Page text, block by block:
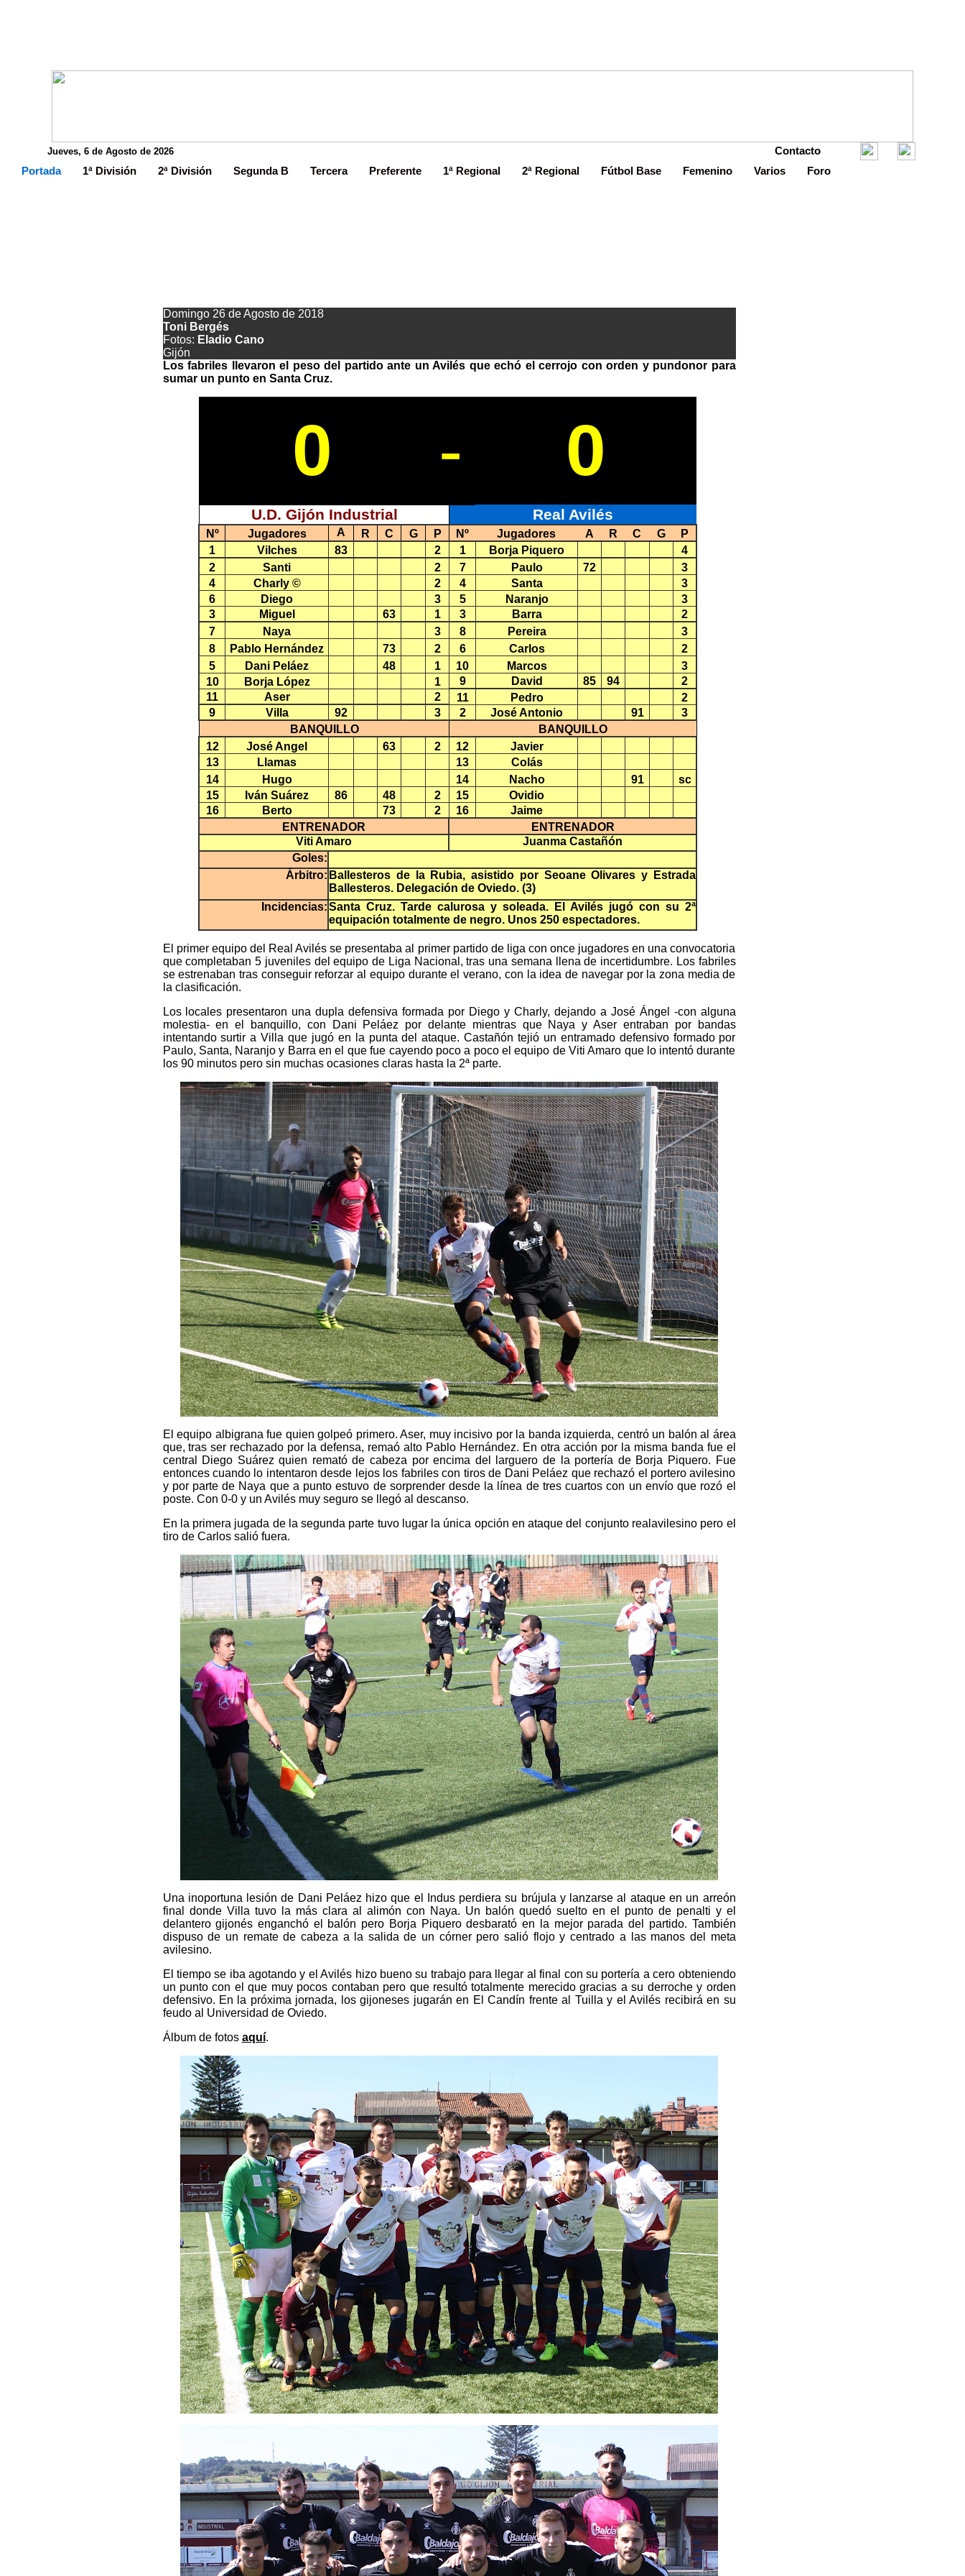
Jueves, 6 de Agosto de 2026 Contacto
Portada 1ª División 2ª División Segunda B Tercera Preferente 1ª Regional 2ª Regional Fútbol Base Femenino Varios Foro
Domingo 26 de Agosto de 2018
Toni Bergés
Fotos: Eladio Cano
Gijón
Los fabriles llevaron el peso del partido ante un Avilés que echó el cerrojo con orden y pundonor para
sumar un punto en Santa Cruz.
0 - 0
U.D. Gijón Industrial Real Avilés
Nº Jugadores A R C G P Nº Jugadores A R C G
P
1
Vilches 83 2 1 Borja Piquero
4
2
Santi 2 7 Paulo 72
3
4
Charly © 2 4 Santa
3
6
Diego 3 5 Naranjo
3
3
Miguel 63 1 3 Barra
2
7
Naya 3 8 Pereira
3
8
Pablo Hernández 73 2 6 Carlos
2
5
Dani Peláez 48 1 10 Marcos
3
10
Borja López 1 9 David 85 94
2
11
Aser 2 11 Pedro
2
9
Villa 92 3 2 José Antonio 91
3
BANQUILLO
BANQUILLO
12
José Angel 63 2 12
Javier
13
Llamas 13
Colás
14
Hugo 14 Nacho 91
sc
15
Iván Suárez 86 48 2 15
Ovidio
16
Berto 73 2 16
Jaime
ENTRENADOR
ENTRENADOR
Viti Amaro
Juanma Castañón
Goles:
Árbitro: Ballesteros de la Rubia, asistido por Seoane Olivares y Estrada
Ballesteros. Delegación de Oviedo. (3)
Incidencias:Santa Cruz. Tarde calurosa y soleada. El Avilés jugó con su 2ª
equipación totalmente de negro. Unos 250 espectadores.
El primer equipo del Real Avilés se presentaba al primer partido de liga con once jugadores en una convocatoria
que completaban 5 juveniles del equipo de Liga Nacional, tras una semana llena de incertidumbre. Los fabriles
se estrenaban tras conseguir reforzar al equipo durante el verano, con la idea de navegar por la zona media de
la clasificación.
Los locales presentaron una dupla defensiva formada por Diego y Charly, dejando a José Ángel -con alguna
molestia- en el banquillo, con Dani Peláez por delante mientras que Naya y Aser entraban por bandas
intentando surtir a Villa que jugó en la punta del ataque. Castañón tejió un entramado defensivo formado por
Paulo, Santa, Naranjo y Barra en el que fue cayendo poco a poco el equipo de Viti Amaro que lo intentó durante
los 90 minutos pero sin muchas ocasiones claras hasta la 2ª parte.
El equipo albigrana fue quien golpeó primero. Aser, muy incisivo por la banda izquierda, centró un balón al área
que, tras ser rechazado por la defensa, remaó alto Pablo Hernández. En otra acción por la misma banda fue el
central Diego Suárez quien remató de cabeza por encima del larguero de la portería de Borja Piquero. Fue
entonces cuando lo intentaron desde lejos los fabriles con tiros de Dani Peláez que rechazó el portero avilesino
y por parte de Naya que a punto estuvo de sorprender desde la línea de tres cuartos con un envío que rozó el
poste. Con 0-0 y un Avilés muy seguro se llegó al descanso.
En la primera jugada de la segunda parte tuvo lugar la única opción en ataque del conjunto realavilesino pero el
tiro de Carlos salió fuera.
Una inoportuna lesión de Dani Peláez hizo que el Indus perdiera su brújula y lanzarse al ataque en un arreón
final donde Villa tuvo la más clara al alimón con Naya. Un balón quedó suelto en el punto de penalti y el
delantero gijonés enganchó el balón pero Borja Piquero desbarató en la mejor parada del partido. También
dispuso de un remate de cabeza a la salida de un córner pero salió flojo y centrado a las manos del meta
avilesino.
El tiempo se iba agotando y el Avilés hizo bueno su trabajo para llegar al final con su portería a cero obteniendo
un punto con el que muy pocos contaban pero que resultó totalmente merecido gracias a su derroche y orden
defensivo. En la próxima jornada, los gijoneses jugarán en El Candín frente al Tuilla y el Avilés recibirá en su
feudo al Universidad de Oviedo.
Álbum de fotos aquí.